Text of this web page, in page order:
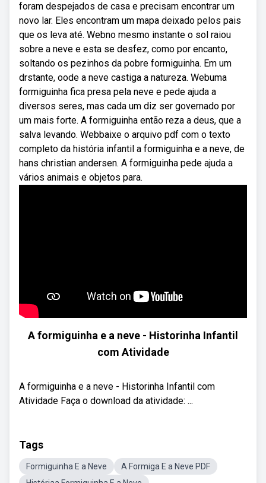
foram despejados de casa e precisam encontrar um
novo lar. Eles encontram um mapa deixado pelos pais
que os leva até. Webno mesmo instante o sol raiou
sobre a neve e esta se desfez, como por encanto,
soltando os pezinhos da pobre formiguinha. Em um
drstante, oode a neve castiga a natureza. Webuma
formiguinha fica presa pela neve e pede ajuda a
diversos seres, mas cada um diz ser governado por
um mais forte. A formiguinha então reza a deus, que a
salva levando. Webbaixe o arquivo pdf com o texto
completo da história infantil a formiguinha e a neve, de
hans christian andersen. A formiguinha pede ajuda a
vários animais e objetos para.
A formiguinha e a neve - Historinha Infantil
com Atividade
A formiguinha e a neve - Historinha Infantil com
Atividade Faça o download da atividade: ...
Tags
Formiguinha E a Neve
A Formiga E a Neve PDF